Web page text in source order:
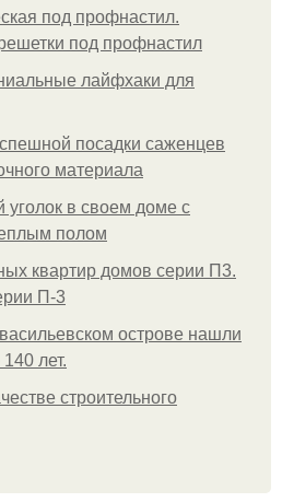
под профнастил.
под профнастил
лайфхаки для
посадки саженцев
материала
в своем доме с
полом
квартир домов серии П3.
П-3
острове нашли
лет.
строительного